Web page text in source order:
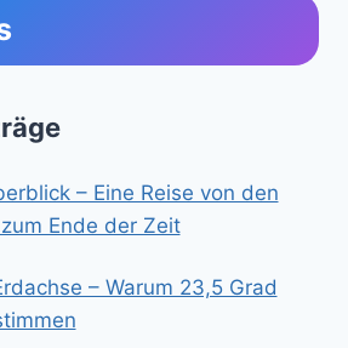
– Eine Reise von den
Ende der Zeit
– Warum 23,5 Grad